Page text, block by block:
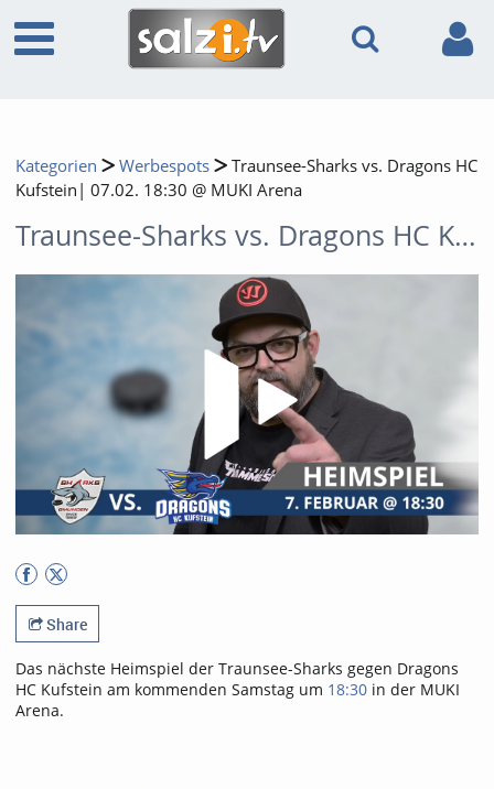
Kategorien Werbespots
Traunsee-Sharks vs. Dragons HC
Kufstein| 07.02. 18:30 @ MUKI Arena
Traunsee-Sharks vs. Dragons HC Kufstein| 07.02. 18:30 @ MUKI Arena
Share
Das nächste Heimspiel der Traunsee-Sharks gegen Dragons
HC Kufstein am kommenden Samstag um 18:30 in der MUKI
Arena.